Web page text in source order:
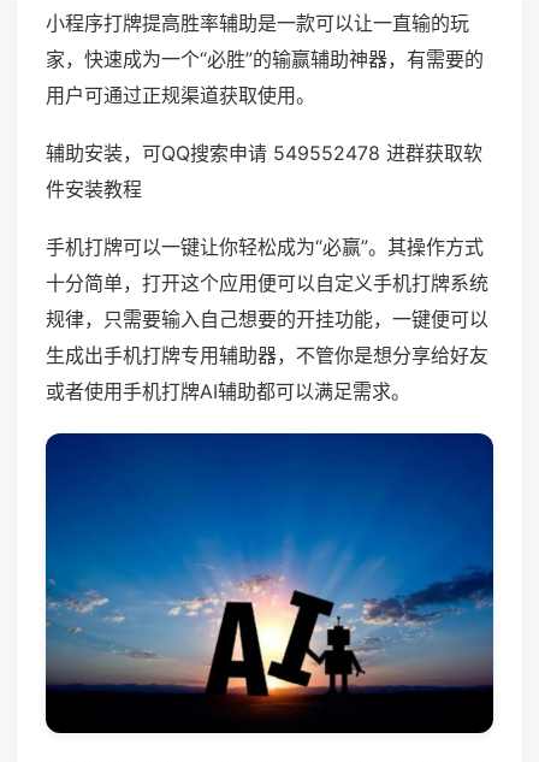
小程序打牌提高胜率辅助是一款可以让一直输的玩
家，快速成为一个“必胜”的输赢辅助神器，有需要的
用户可通过正规渠道获取使用。
辅助安装，可QQ搜索申请 549552478 进群获取软
件安装教程
手机打牌可以一键让你轻松成为“必赢”。其操作方式
十分简单，打开这个应用便可以自定义手机打牌系统
规律，只需要输入自己想要的开挂功能，一键便可以
生成出手机打牌专用辅助器，不管你是想分享给好友
或者使用手机打牌AI辅助都可以满足需求。